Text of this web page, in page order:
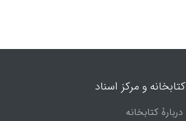
کتابخانه و مرکز اسناد
دربارۀ کتابخانه